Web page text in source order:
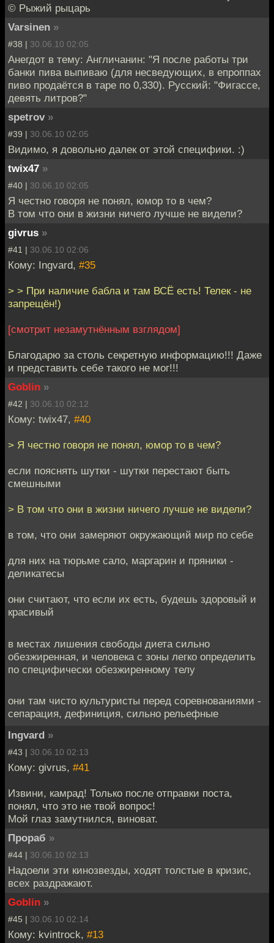
© Рыжий рыцарь
Varsinen »
#38 | 30.06.10 02:05
Анегдот в тему: Англичанин: "Я после работы три
банки пива выпиваю (для несведующих, в епроппах
пиво продаётся в таре по 0,330). Русский: "Фигассе,
девять литров?"
spetrov »
#39 | 30.06.10 02:05
Видимо, я довольно далек от этой специфики. :)
twix47 »
#40 | 30.06.10 02:05
Я честно говоря не понял, юмор то в чем?
В том что они в жизни ничего лучше не видели?
givrus »
#41 | 30.06.10 02:06
Кому: Ingvard, #35
> > При наличие бабла и там ВСЁ есть! Телек - не
запрещён!)
[смотрит незамутнённым взглядом]
Благодарю за столь секретную информацию!!! Даже
и представить себе такого не мог!!!
Goblin »
#42 | 30.06.10 02:12
Кому: twix47, #40
> Я честно говоря не понял, юмор то в чем?
если пояснять шутки - шутки перестают быть
смешными
> В том что они в жизни ничего лучше не видели?
в том, что они замеряют окружающий мир по себе
для них на тюрьме сало, маргарин и пряники -
деликатесы
они считают, что если их есть, будешь здоровый и
красивый
в местах лишения свободы диета сильно
обезжиренная, и человека с зоны легко определить
по специфически обезжиренному телу
они там чисто культуристы перед соревнованиями -
сепарация, дефиниция, сильно рельефные
Ingvard »
#43 | 30.06.10 02:13
Кому: givrus, #41
Извини, камрад! Только после отправки поста,
понял, что это не твой вопрос!
Мой глаз замутнился, виноват.
Прораб »
#44 | 30.06.10 02:13
Надоели эти кинозвезды, ходят толстые в кризис,
всех раздражают.
Goblin »
#45 | 30.06.10 02:14
Кому: kvintrock, #13